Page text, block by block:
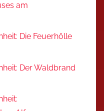
am
Die Feuerhölle
Der Waldbrand